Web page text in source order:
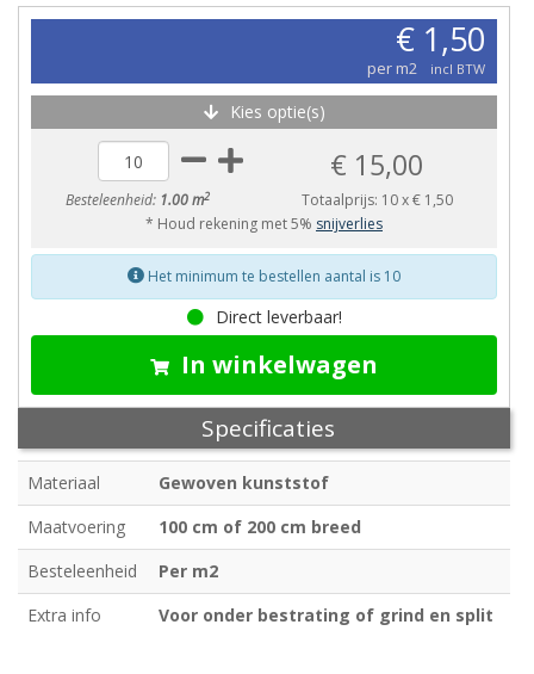
€ 1,50
per m2 incl BTW
Kies optie(s)
Besteleenheid: 1.00 m2
€ 15,00
Totaalprijs: 10x€ 1,50
* Houd rekening met 5% snijverlies
Het minimum te bestellen aantal is 10
Direct leverbaar!
In winkelwagen
Specificaties
Materiaal
Gewoven kunststof
Maatvoering
100 cm of 200 cm breed
Besteleenheid
Per m2
Extra info
Voor onder bestrating of grind en split